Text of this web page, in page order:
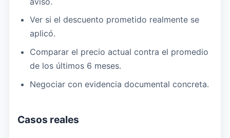
Ver si el descuento prometido realmente se
aplicó.
Comparar el precio actual contra el promedio
de los últimos 6 meses.
Negociar con evidencia documental concreta.
Casos reales